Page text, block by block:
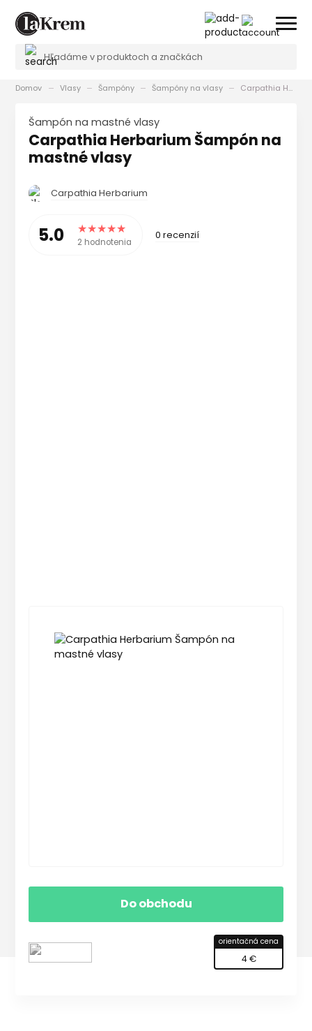
Domov Vlasy Šampóny Šampóny na vlasy Carpathia Herbarium Šampón na mastné vlasy
Šampón na mastné vlasy
Carpathia Herbarium Šampón na
mastné vlasy
Carpathia Herbarium
5.0 2 hodnotenia
0 recenzií
Do obchodu
orientačná cena
4 €